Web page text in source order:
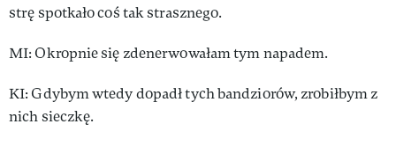
strę spo­tka­ło coś tak strasz­ne­go.
MI: Okrop­nie się zde­ner­wo­wa­łam tym na­pa­dem.
KI: Gdy­bym wte­dy do­padł tych ban­dzio­rów, zro­bił­bym z
nich siecz­kę.